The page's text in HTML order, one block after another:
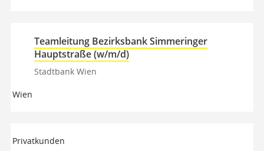
Teamleitung Bezirksbank Simmeringer
Hauptstraße (w/m/d)
Stadtbank Wien
Wien
Privatkunden